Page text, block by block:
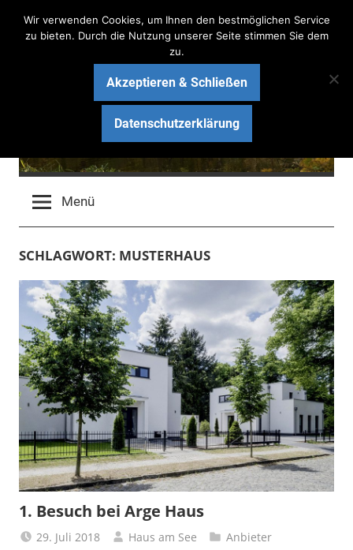
Inhalt
Haus am See Bau-Blog
Wir bauen ein schlüsselfertiges Massivhaus mit ARGE
HAUS
Menü
SCHLAGWORT: MUSTERHAUS
1. Besuch bei Arge Haus
29. Juli 2018 Haus am See Anbieter
Wir verwenden Cookies, um Ihnen den bestmöglichen Service
zu bieten. Durch die Nutzung unserer Seite stimmen Sie dem
zu.
Akzeptieren & Schließen
Datenschutzerklärung